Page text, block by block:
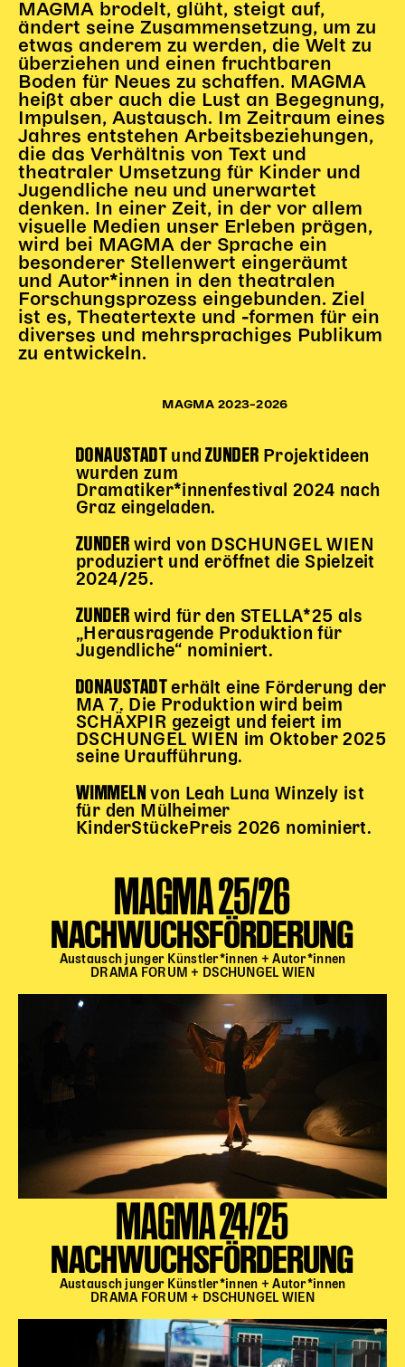
MAGMA brodelt, glüht, steigt auf,
ändert seine Zusammensetzung, um zu
etwas anderem zu werden, die Welt zu
überziehen und einen fruchtbaren
Boden für Neues zu schaffen. MAGMA
heißt aber auch die Lust an Begegnung,
Impulsen, Austausch. Im Zeitraum eines
Jahres entstehen Arbeitsbeziehungen,
die das Verhältnis von Text und
theatraler Umsetzung für Kinder und
Jugendliche neu und unerwartet
denken. In einer Zeit, in der vor allem
visuelle Medien unser Erleben prägen,
wird bei MAGMA der Sprache ein
besonderer Stellenwert eingeräumt
und Autor*innen in den theatralen
Forschungsprozess eingebunden. Ziel
ist es, Theatertexte und -formen für ein
diverses und mehrsprachiges Publikum
zu entwickeln.
MAGMA 2023–2026
DONAUSTADT und ZUNDER Projektideen
wurden zum
Dramatiker*innenfestival 2024 nach
Graz eingeladen.
ZUNDER wird von DSCHUNGEL WIEN
produziert und eröffnet die Spielzeit
2024/25.
ZUNDER wird für den STELLA*25 als
„Herausragende Produktion für
Jugendliche“ nominiert.
DONAUSTADTerhält eine Förderung der
MA 7. Die Produktion wird beim
SCHÄXPIR gezeigt und feiert im
DSCHUNGEL WIEN im Oktober 2025
seine Uraufführung.
WIMMELNvon Leah Luna Winzely ist
für den Mülheimer
KinderStückePreis 2026 nominiert.
MAGMA 25/26
NACHWUCHSFÖRDERUNG
Austausch junger Künstler*innen + Autor*innen
DRAMA FORUM + DSCHUNGEL WIEN
MAGMA 24/25
NACHWUCHSFÖRDERUNG
Austausch junger Künstler*innen + Autor*innen
DRAMA FORUM + DSCHUNGEL WIEN